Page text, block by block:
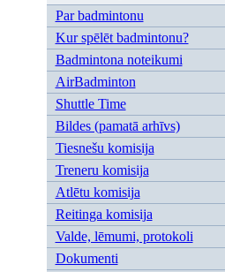
Par badmintonu
Kur spēlēt badmintonu?
Badmintona noteikumi
AirBadminton
Shuttle Time
Bildes (pamatā arhīvs)
Tiesnešu komisija
Treneru komisija
Atlētu komisija
Reitinga komisija
Valde, lēmumi, protokoli
Dokumenti